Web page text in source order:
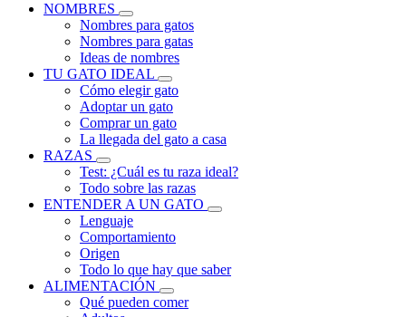
NOMBRES
Nombres para gatos
Nombres para gatas
Ideas de nombres
TU GATO IDEAL
Cómo elegir gato
Adoptar un gato
Comprar un gato
La llegada del gato a casa
RAZAS
Test: ¿Cuál es tu raza ideal?
Todo sobre las razas
ENTENDER A UN GATO
Lenguaje
Comportamiento
Origen
Todo lo que hay que saber
ALIMENTACIÓN
Qué pueden comer